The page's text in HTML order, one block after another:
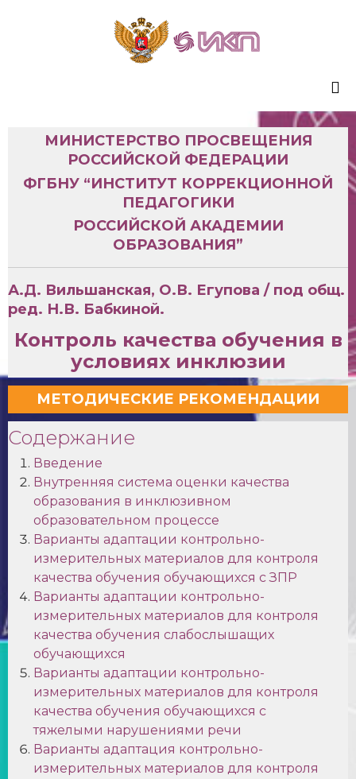
МИНИСТЕРСТВО ПРОСВЕЩЕНИЯ
РОССИЙСКОЙ ФЕДЕРАЦИИ
ФГБНУ “ИНСТИТУТ КОРРЕКЦИОННОЙ
ПЕДАГОГИКИ
РОССИЙСКОЙ АКАДЕМИИ
ОБРАЗОВАНИЯ”
А.Д. Вильшанская, О.В. Егупова / под общ.
ред. Н.В. Бабкиной.
Контроль качества обучения в
условиях инклюзии
МЕТОДИЧЕСКИЕ РЕКОМЕНДАЦИИ
Содержание
Введение
Внутренняя система оценки качества
образования в инклюзивном
образовательном процессе
Варианты адаптации контрольно-
измерительных материалов для контроля
качества обучения обучающихся с ЗПР
Варианты адаптации контрольно-
измерительных материалов для контроля
качества обучения слабослышащих
обучающихся
Варианты адаптации контрольно-
измерительных материалов для контроля
качества обучения обучающихся с
тяжелыми нарушениями речи
Варианты адаптация контрольно-
измерительных материалов для контроля